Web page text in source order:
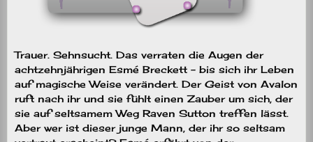
Trauer. Sehnsucht. Das verraten die Augen der
achtzehnjährigen Esmé Breckett – bis sich ihr Leben
auf magische Weise verändert. Der Geist von Avalon
ruft nach ihr und sie fühlt einen Zauber um sich, der
sie auf seltsamem Weg Raven Sutton treffen lässt.
Aber wer ist dieser junge Mann, der ihr so seltsam